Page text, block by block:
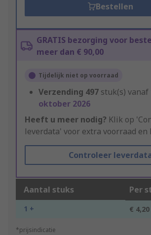
Bestellen
GRATIS bezorging voor
meer dan € 90,00
Tijdelijk niet op voorraad
Verzending 497 stuk(s) vanaf
oktober 2026
Heeft u meer nodig? Klik op
leverdata' voor extra voorraad en
Controleer
Aantal stuks Per
1 + € 4,20
*prijsindicatie